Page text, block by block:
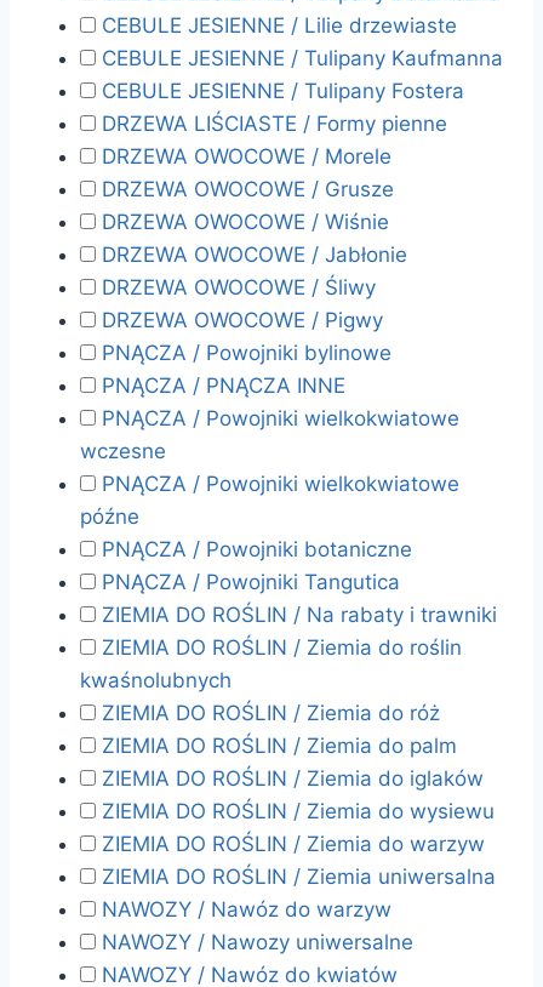
CEBULE JESIENNE / Lilie drzewiaste
CEBULE JESIENNE / Tulipany Kaufmanna
CEBULE JESIENNE / Tulipany Fostera
DRZEWA LIŚCIASTE / Formy pienne
DRZEWA OWOCOWE / Morele
DRZEWA OWOCOWE / Grusze
DRZEWA OWOCOWE / Wiśnie
DRZEWA OWOCOWE / Jabłonie
DRZEWA OWOCOWE / Śliwy
DRZEWA OWOCOWE / Pigwy
PNĄCZA / Powojniki bylinowe
PNĄCZA / PNĄCZA INNE
PNĄCZA / Powojniki wielkokwiatowe
wczesne
PNĄCZA / Powojniki wielkokwiatowe
późne
PNĄCZA / Powojniki botaniczne
PNĄCZA / Powojniki Tangutica
ZIEMIA DO ROŚLIN / Na rabaty i trawniki
ZIEMIA DO ROŚLIN / Ziemia do roślin
kwaśnolubnych
ZIEMIA DO ROŚLIN / Ziemia do róż
ZIEMIA DO ROŚLIN / Ziemia do palm
ZIEMIA DO ROŚLIN / Ziemia do iglaków
ZIEMIA DO ROŚLIN / Ziemia do wysiewu
ZIEMIA DO ROŚLIN / Ziemia do warzyw
ZIEMIA DO ROŚLIN / Ziemia uniwersalna
NAWOZY / Nawóz do warzyw
NAWOZY / Nawozy uniwersalne
NAWOZY / Nawóz do kwiatów